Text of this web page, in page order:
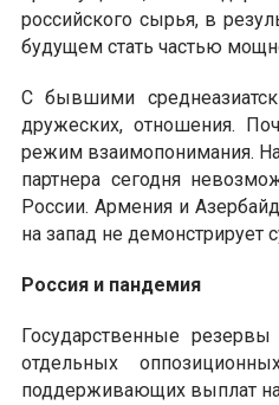
российского сырья, в
будущем стать частью
С бывшими
дружеских, отношения.
режим взаимопонимания. На
партнера сегодня
России. Армения и
на запад не демонстрирует
Россия и пандемия
Государственные
отдельных
поддерживающих выплат